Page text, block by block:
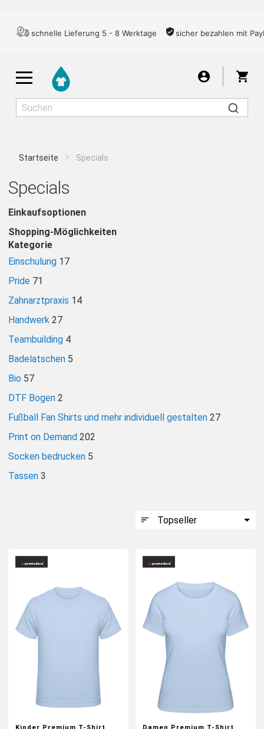
schnelle Lieferung 5 - 8 Werktage sicher bezahlen mit
T-SHIRTS
LONGSLEEVES
HOODIES & SWEATS
POLOSHIRTS
BABYKLEIDUNG
GESCHENKE
MARKEN
PRINT ON DEMAND
TEAMBUILDING
ZAHNARZTPRAXIS
Startseite Specials
Specials
Einkaufsoptionen
Shopping-Möglichkeiten
Kategorie
Einschulung 17
Pride 71
Zahnarztpraxis 14
Handwerk 27
Teambuilding 4
Badelatschen 5
Bio 57
DTF Bogen 2
Fußball Fan Shirts und mehr individuell gestalten 27
Print on Demand 202
Socken bedrucken 5
Tassen 3
Kinder Premium T-Shirt
Damen Premium T-Shirt